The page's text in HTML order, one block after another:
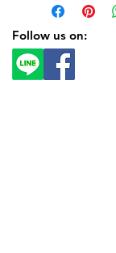
Follow us on: